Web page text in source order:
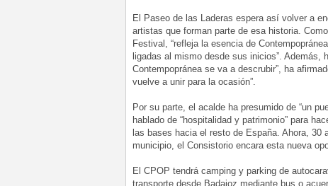
El Paseo de las Laderas espera así volver a
artistas que forman parte de esa historia.
Festival, “refleja la esencia de
ligadas al mismo desde sus inicios”. Además,
Contempopránea se va a descrubir”, ha
vuelve a unir para la ocasión”.
Por su parte, el acalde ha presumido de “un
hablado de “hospitalidad y patrimonio” para
las bases hacia el resto de España. Ahora, 30
municipio, el Consistorio encara esta nueva
El CPOP tendrá camping y parking de
transporte desde Badajoz mediante bus o